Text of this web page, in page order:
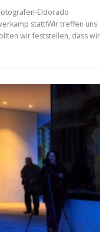
Eldorado
statt!Wir treffen uns
wir feststellen, dass wir